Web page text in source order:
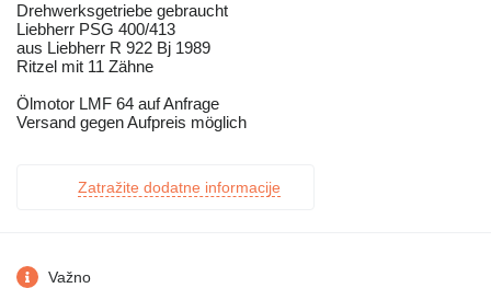
Drehwerksgetriebe gebraucht
Liebherr PSG 400/413
aus Liebherr R 922 Bj 1989
Ritzel mit 11 Zähne
Ölmotor LMF 64 auf Anfrage
Versand gegen Aufpreis möglich
Zatražite dodatne informacije
Važno